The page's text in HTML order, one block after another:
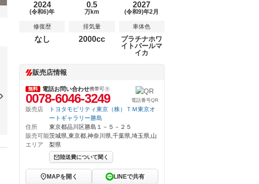
2024
(令和6)年
0.5
万km
2027
(令和9)年2月
修復歴
なし
排気量
2000cc
車体色
プラチナホワ
イトパールマ
イカ
販売店情報
無料 電話お問い合わせ携帯可
0078-6046-3249 電話番号QR
販売店
トヨタモビリティ東京（株）ＴＭ東京オ
ートギャラリー勝島
住所
東京都品川区勝島１－５－２５
販売可能
エリア
茨城県,東京都,神奈川県,千葉県,埼玉県,山
梨県
陸送費について聞く
MAPを開く LINEで共有